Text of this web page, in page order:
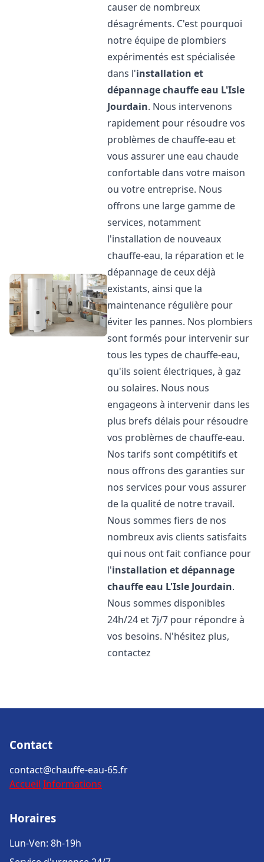
causer de nombreux
désagréments. C'est pourquoi
notre équipe de plombiers
expérimentés est spécialisée
dans l'installation et
dépannage chauffe eau L'Isle
Jourdain. Nous intervenons
rapidement pour résoudre vos
problèmes de chauffe-eau et
vous assurer une eau chaude
confortable dans votre maison
ou votre entreprise. Nous
offrons une large gamme de
services, notamment
l'installation de nouveaux
chauffe-eau, la réparation et le
dépannage de ceux déjà
existants, ainsi que la
maintenance régulière pour
éviter les pannes. Nos plombiers
sont formés pour intervenir sur
tous les types de chauffe-eau,
qu'ils soient électriques, à gaz
ou solaires. Nous nous
engageons à intervenir dans les
plus brefs délais pour résoudre
vos problèmes de chauffe-eau.
Nos tarifs sont compétitifs et
nous offrons des garanties sur
nos services pour vous assurer
de la qualité de notre travail.
Nous sommes fiers de nos
nombreux avis clients satisfaits
qui nous ont fait confiance pour
l'installation et dépannage
chauffe eau L'Isle Jourdain.
Nous sommes disponibles
24h/24 et 7j/7 pour répondre à
vos besoins. N'hésitez plus,
contactez
Contact
contact@chauffe-eau-65.fr
Accueil Informations
Horaires
Lun-Ven: 8h-19h